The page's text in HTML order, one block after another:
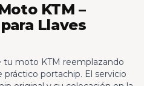
KTM –
Llaves
tu moto KTM reemplazando
portachip. El servicio